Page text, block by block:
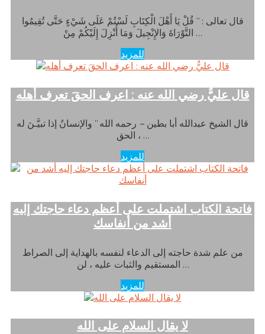
قال تعالى : ” قُلْ يَا أَهْلَ الْكِتَابِ لَسْتُمْ عَلَى شَيْءٍ حَتَّى تُقِيمُوا
التَّوْرَاةَ وَالإِنْجِيلَ وَمَا أُنْزِلَ إِلَيْكُمْ مِنْ …
للمزيد
قال عليٌّ رضي الله عنه : اعرف الحقَ تعرف أهله
قال الشيخ عبدالله أبا بطين – رحمه الله ” والإنسانُ إذا تبيَّـنَ له
الحق ، …
للمزيد
فاتحة الكتاب اشتملت على أعظم دعاء حاجتك إليه
أشد من أنفاسك
من علم شدة حاجته إلى الدعاء لنفسه بالهداية إلى الصراط
المستقيم والثبات عليه ، لن …
للمزيد
لا يقال السلام على الله